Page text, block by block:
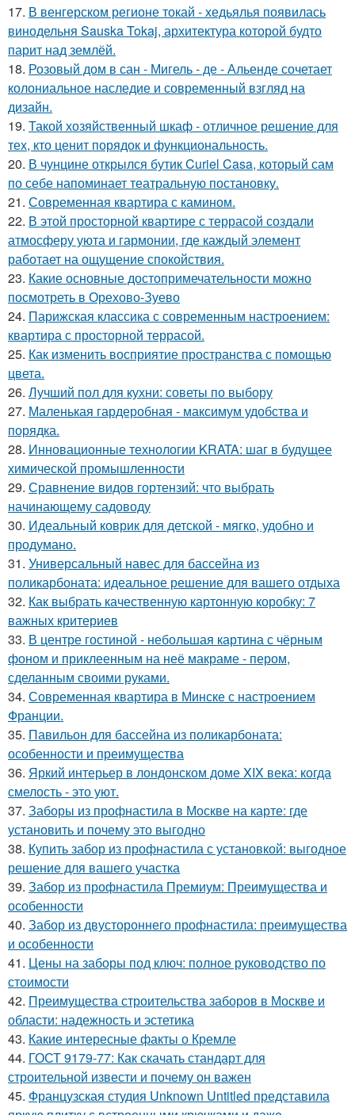
17. В венгерском регионе токай - хедьялья появилась
винодельня Sauska Tokaj, архитектура которой будто
парит над землёй.
18. Розовый дом в сан - Мигель - де - Альенде сочетает
колониальное наследие и современный взгляд на
дизайн.
19. Такой хозяйственный шкаф - отличное решение для
тех, кто ценит порядок и функциональность.
20. В чунцине открылся бутик Curiel Casa, который сам
по себе напоминает театральную постановку.
21. Современная квартира с камином.
22. В этой просторной квартире с террасой создали
атмосферу уюта и гармонии, где каждый элемент
работает на ощущение спокойствия.
23. Какие основные достопримечательности можно
посмотреть в Орехово-Зуево
24. Парижская классика с современным настроением:
квартира с просторной террасой.
25. Как изменить восприятие пространства с помощью
цвета.
26. Лучший пол для кухни: советы по выбору
27. Маленькая гардеробная - максимум удобства и
порядка.
28. Инновационные технологии KRATA: шаг в будущее
химической промышленности
29. Сравнение видов гортензий: что выбрать
начинающему садоводу
30. Идеальный коврик для детской - мягко, удобно и
продумано.
31. Универсальный навес для бассейна из
поликарбоната: идеальное решение для вашего отдыха
32. Как выбрать качественную картонную коробку: 7
важных критериев
33. В центре гостиной - небольшая картина с чёрным
фоном и приклеенным на неё макраме - пером,
сделанным своими руками.
34. Современная квартира в Минске с настроением
Франции.
35. Павильон для бассейна из поликарбоната:
особенности и преимущества
36. Яркий интерьер в лондонском доме XIX века: когда
смелость - это уют.
37. Заборы из профнастила в Москве на карте: где
установить и почему это выгодно
38. Купить забор из профнастила с установкой: выгодное
решение для вашего участка
39. Забор из профнастила Премиум: Преимущества и
особенности
40. Забор из двустороннего профнастила: преимущества
и особенности
41. Цены на заборы под ключ: полное руководство по
стоимости
42. Преимущества строительства заборов в Москве и
области: надежность и эстетика
43. Какие интересные факты о Кремле
44. ГОСТ 9179-77: Как скачать стандарт для
строительной извести и почему он важен
45. Французская студия Unknown Untitled представила